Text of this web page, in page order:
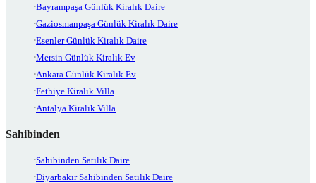
Bayrampaşa Günlük Kiralık Daire
Gaziosmanpaşa Günlük Kiralık Daire
Esenler Günlük Kiralık Daire
Mersin Günlük Kiralık Ev
Ankara Günlük Kiralık Ev
Fethiye Kiralık Villa
Antalya Kiralık Villa
Sahibinden
Sahibinden Satılık Daire
Diyarbakır Sahibinden Satılık Daire